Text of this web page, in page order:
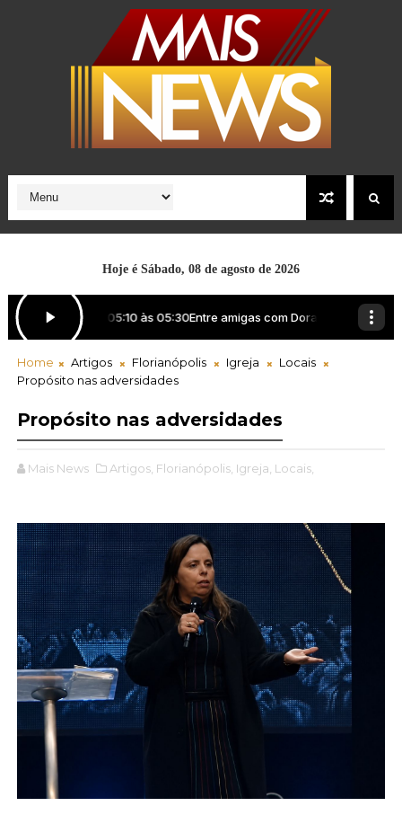
Hoje é Sábado, 08 de agosto de 2026
Home Artigos Florianópolis Igreja
Locais
Propósito nas adversidades
Propósito nas adversidades
Mais News Artigos, Florianópolis, Igreja, Locais,